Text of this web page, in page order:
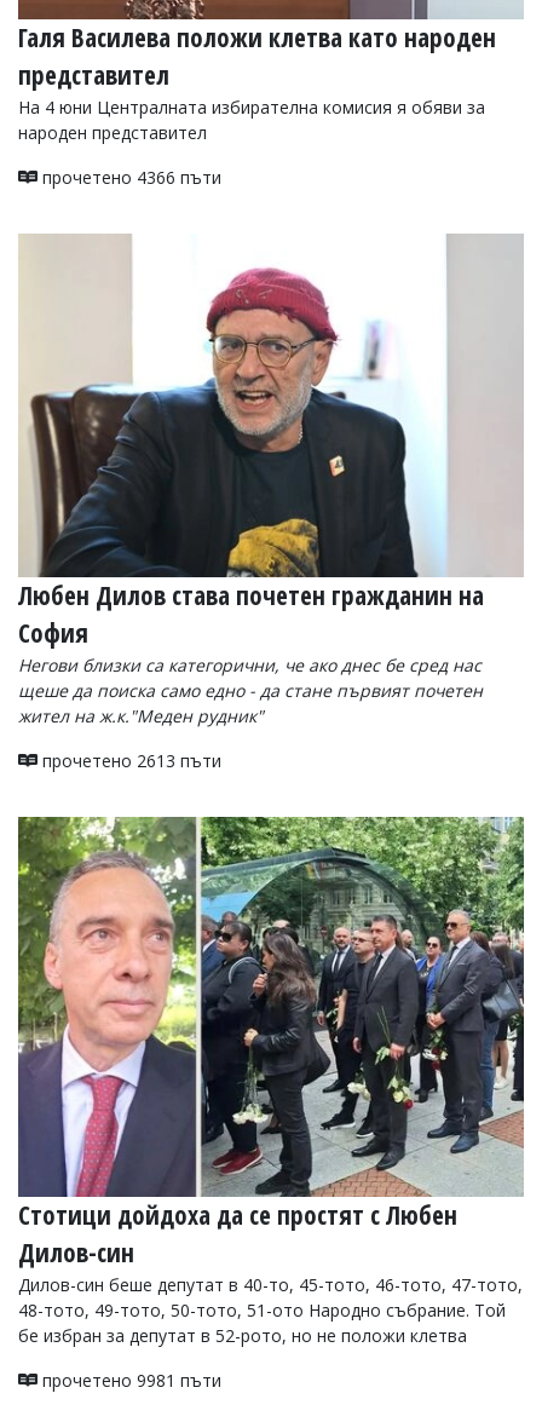
Галя Василева положи клетва като народен
представител
На 4 юни Централната избирателна комисия я обяви за
народен представител
прочетено 4366 пъти
Любен Дилов става почетен гражданин на
София
Негови близки са категорични, че ако днес бе сред нас
щеше да поиска само едно - да стане първият почетен
жител на ж.к."Меден рудник"
прочетено 2613 пъти
Стотици дойдоха да се простят с Любен
Дилов-син
Дилов-син беше депутат в 40-то, 45-тото, 46-тото, 47-тото,
48-тото, 49-тото, 50-тото, 51-ото Народно събрание. Той
бе избран за депутат в 52-рото, но не положи клетва
прочетено 9981 пъти